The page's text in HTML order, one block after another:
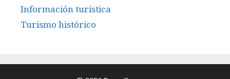
Información turística
Turismo histórico